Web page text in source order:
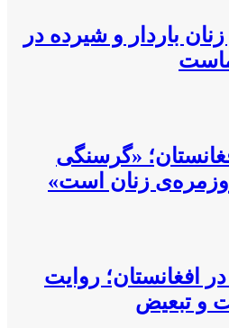
باردار و شیرده در
ماست
«گرسنگی
زنان است»
افغانستان؛ روایت
و تبعیض